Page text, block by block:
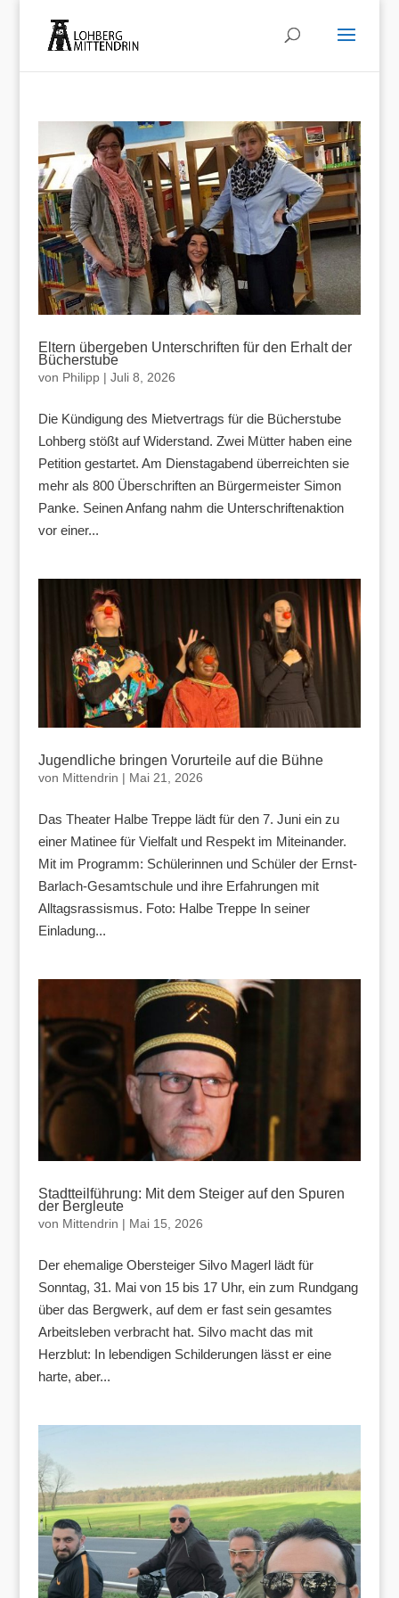
Eltern übergeben Unterschriften für den Erhalt der
Bücherstube
von Philipp| Juli 8, 2026
Die Kündigung des Mietvertrags für die Bücherstube
Lohberg stößt auf Widerstand. Zwei Mütter haben eine
Petition gestartet. Am Dienstagabend überreichten sie
mehr als 800 Überschriften an Bürgermeister Simon
Panke. Seinen Anfang nahm die Unterschriftenaktion
vor einer...
Jugendliche bringen Vorurteile auf die Bühne
von Mittendrin | Mai 21, 2026
Das Theater Halbe Treppe lädt für den 7. Juni ein zu
einer Matinee für Vielfalt und Respekt im Miteinander.
Mit im Programm: Schülerinnen und Schüler der Ernst-
Barlach-Gesamtschule und ihre Erfahrungen mit
Alltagsrassismus. Foto: Halbe Treppe In seiner
Einladung...
Stadtteilführung: Mit dem Steiger auf den Spuren
der Bergleute
von Mittendrin | Mai 15, 2026
Der ehemalige Obersteiger Silvo Magerl lädt für
Sonntag, 31. Mai von 15 bis 17 Uhr, ein zum Rundgang
über das Bergwerk, auf dem er fast sein gesamtes
Arbeitsleben verbracht hat. Silvo macht das mit
Herzblut: In lebendigen Schilderungen lässt er eine
harte, aber...